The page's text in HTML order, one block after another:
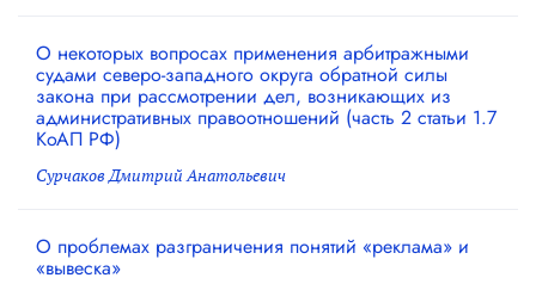
О некоторых вопросах применения арбитражными
судами северо-западного округа обратной силы
закона при рассмотрении дел, возникающих из
административных правоотношений (часть 2 статьи 1.7
КоАП РФ)
Сурчаков Дмитрий Анатольевич
О проблемах разграничения понятий «реклама» и
«вывеска»